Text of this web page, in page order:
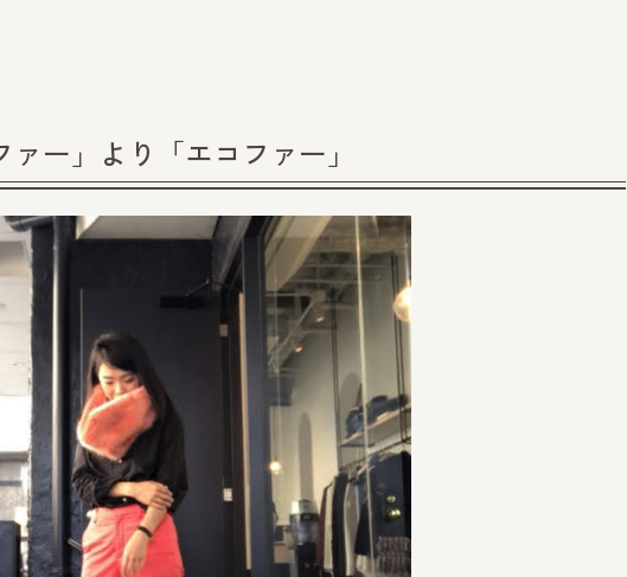
ー」より「エコファー」